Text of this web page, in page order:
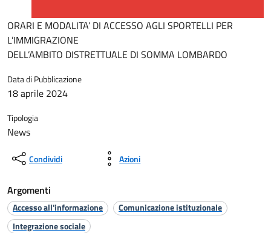
ORARI E MODALITA’ DI ACCESSO AGLI SPORTELLI PER
L’IMMIGRAZIONE
DELL’AMBITO DISTRETTUALE DI SOMMA LOMBARDO
Data di Pubblicazione
18 aprile 2024
Tipologia
News
Condividi Azioni
Argomenti
Accesso all'informazione
Comunicazione istituzionale
Integrazione sociale